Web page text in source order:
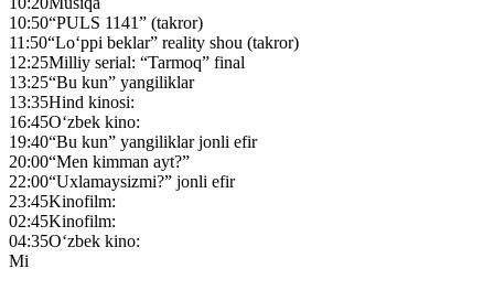
10:50“PULS 1141” (takror)
11:50“Lo‘ppi beklar” reality shou (takror)
12:25Milliy serial: “Tarmoq” final
13:25“Bu kun” yangiliklar
13:35Hind kinosi:
16:45O‘zbek kino:
19:40“Bu kun” yangiliklar jonli efir
20:00“Men kimman ayt?”
22:00“Uxlamaysizmi?” jonli efir
23:45Kinofilm:
02:45Kinofilm:
04:35O‘zbek kino:
Mi